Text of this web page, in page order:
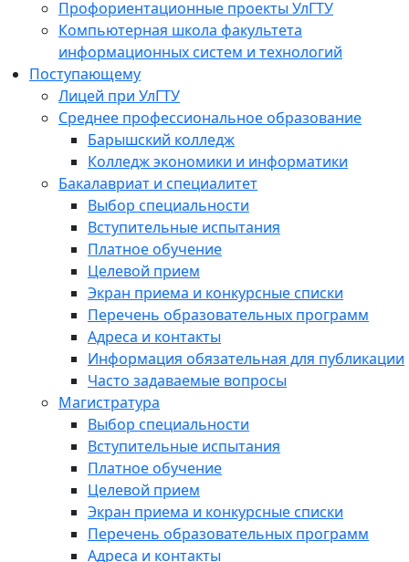
Профориентационные проекты УлГТУ
Компьютерная школа факультета
информационных систем и технологий
Поступающему
Лицей при УлГТУ
Среднее профессиональное образование
Барышский колледж
Колледж экономики и информатики
Бакалавриат и специалитет
Выбор специальности
Вступительные испытания
Платное обучение
Целевой прием
Экран приема и конкурсные списки
Перечень образовательных программ
Адреса и контакты
Информация обязательная для публикации
Часто задаваемые вопросы
Магистратура
Выбор специальности
Вступительные испытания
Платное обучение
Целевой прием
Экран приема и конкурсные списки
Перечень образовательных программ
Адреса и контакты